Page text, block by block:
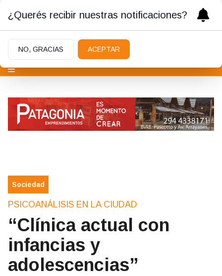
Sociedad
PSICOANÁLISIS EN LA CIUDAD
“Clínica actual con
infancias y
adolescencias”
¿Querés recibir nuestras notificaciones?
NO, GRACIAS ACEPTAR